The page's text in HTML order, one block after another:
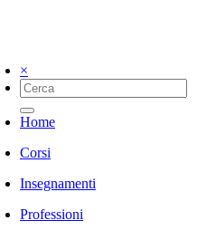
×
Home
Corsi
Insegnamenti
Professioni